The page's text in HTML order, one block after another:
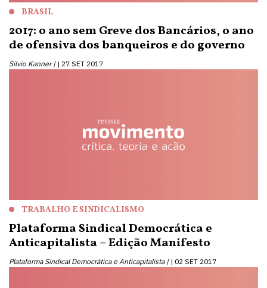
BRASIL
2017: o ano sem Greve dos Bancários, o ano
de ofensiva dos banqueiros e do governo
Silvio Kanner | 27 SET 2017
TRABALHO E SINDICALISMO
Plataforma Sindical Democrática e
Anticapitalista – Edição Manifesto
Plataforma Sindical Democrática e Anticapitalista | 02 SET 2017